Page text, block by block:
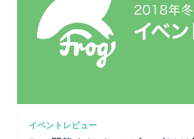
イベントレビュー